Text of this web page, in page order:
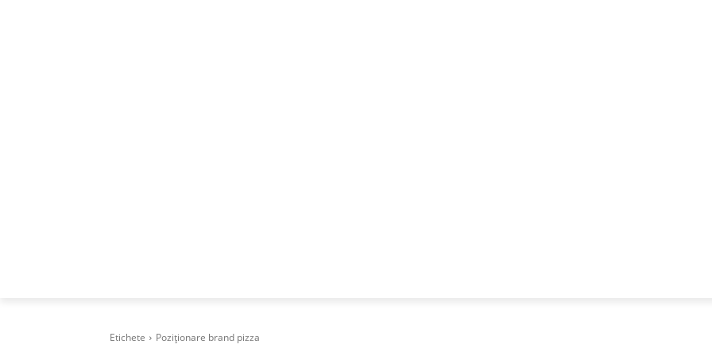
Etichete Poziționare brand pizza